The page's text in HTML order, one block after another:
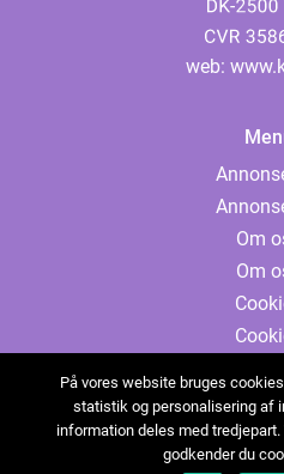
web:
Om
Om
På vores website bruges
statistik og personalisering af
information deles med
godkender du